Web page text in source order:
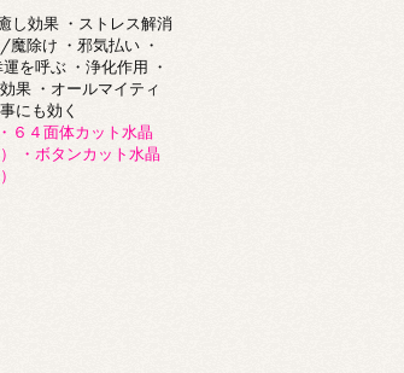
し効果 ・ストレス解消
魔除け ・邪気払い ・
を呼ぶ ・浄化作用 ・
果 ・オールマイティ
にも効く
６４面体カット水晶
） ・ボタンカット水晶